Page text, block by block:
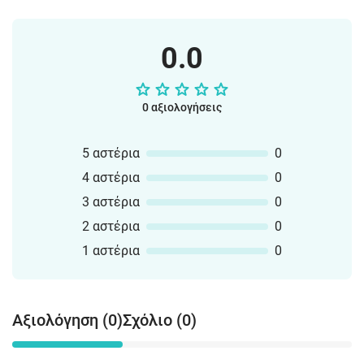
0.0
0 αξιολογήσεις
5 αστέρια
0
4 αστέρια
0
3 αστέρια
0
2 αστέρια
0
1 αστέρια
0
Αξιολόγηση (0)Σχόλιο (0)